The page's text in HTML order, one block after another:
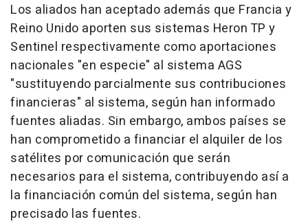
Los aliados han aceptado además que Francia y
Reino Unido aporten sus sistemas Heron TP y
Sentinel respectivamente como aportaciones
nacionales "en especie" al sistema AGS
"sustituyendo parcialmente sus contribuciones
financieras" al sistema, según han informado
fuentes aliadas. Sin embargo, ambos países se
han comprometido a financiar el alquiler de los
satélites por comunicación que serán
necesarios para el sistema, contribuyendo así a
la financiación común del sistema, según han
precisado las fuentes.